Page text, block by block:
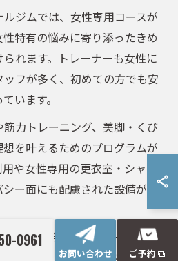
ジムでは、女性専用コースが
特有の悩みに寄り添ったきめ
れます。トレーナーも女性に
フが多く、初めての方でも安
います。
力トレーニング、美脚・くび
を叶えるためのプログラムが
や女性専用の更衣室・シャワ
ー面にも配慮された設備が特
変化に合わせてトレーニング
な魅力。過度な負担を避けな
0961
お問い合わせ ご予約